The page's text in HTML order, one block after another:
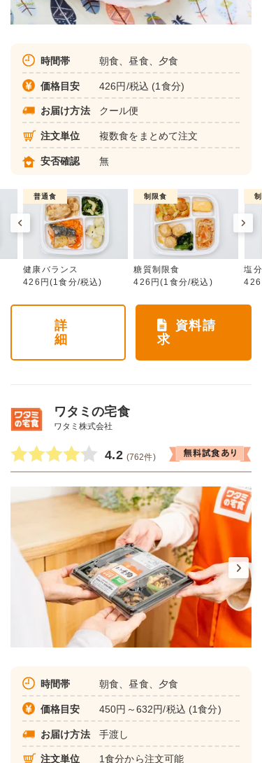
時間帯 朝食、昼食、夕食
価格目安 426円/税込 (1食分)
お届け方法 クール便
注文単位 複数食をまとめて注文
安否確認 無
普通食
健康バランス
426円(1食分/税込)
制限食
糖質制限食
426円(1食分/税込)
塩
詳
細
資料請
求
ワタミの宅食
ワタミ株式会社
4.2 (762件)
時間帯 朝食、昼食、夕食
価格目安 450円～632円/税込 (1食分)
お届け方法 手渡し
注文単位 1食分から注文可能